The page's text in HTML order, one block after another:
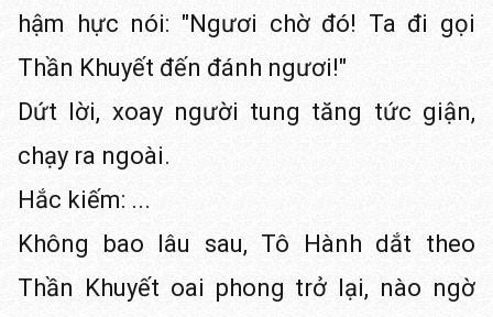
hậm hực nói: "Ngươi chờ đó! Ta đi gọi
Thần Khuyết đến đánh ngươi!"
Dứt lời, xoay người tung tăng tức giận,
chạy ra ngoài.
Hắc kiếm: ...
Không bao lâu sau, Tô Hành dắt theo
Thần Khuyết oai phong trở lại, nào ngờ